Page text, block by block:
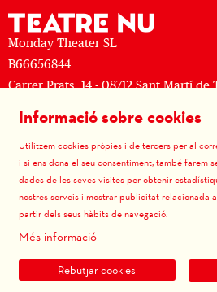
Monday Theater SL
B66656844
Carrer Prats, 14 - 08712 Sant Martí de
M: (+34) 677 519 625 · T: (+34) 93 805
Sitemap Avís Legal | Ús de Cookies
Política de privacitat
| Termes i
Link a instagram
Link a youtube
Link a facebook
Link a
Informació sobre cookies
Utilitzem cookies pròpies i de tercers per al
i si ens dona el seu consentiment, també farem
dades de les seves visites per obtenir
nostres serveis i mostrar publicitat relacionada
partir dels seus hàbits de navegació.
Més informació
Rebutjar cookies